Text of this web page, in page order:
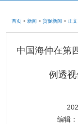
首页 > 新闻 > 贸促新闻 > 正文
中国海仲在第
例透视
编辑：